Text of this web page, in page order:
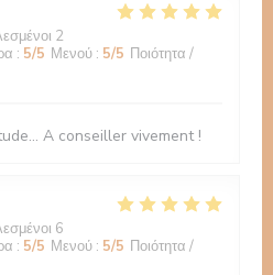
2
: 5/5 Μενού : 5/5 Ποιότητα /
A conseiller vivement !
6
: 5/5 Μενού : 5/5 Ποιότητα /